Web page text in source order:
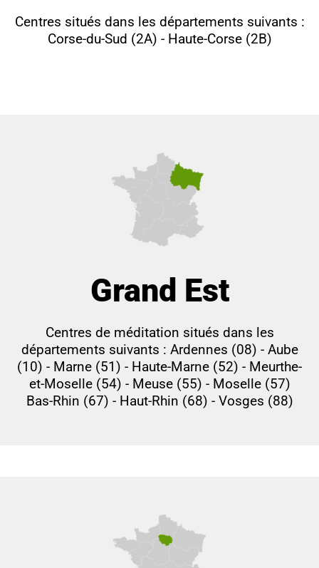
Centres situés dans les départements suivants :
Corse-du-Sud (2A) - Haute-Corse (2B)
Grand Est
Centres de méditation situés dans les
départements suivants : Ardennes (08) - Aube
(10) - Marne (51) - Haute-Marne (52) - Meurthe-
et-Moselle (54) - Meuse (55) - Moselle (57)
Bas-Rhin (67) - Haut-Rhin (68) - Vosges (88)